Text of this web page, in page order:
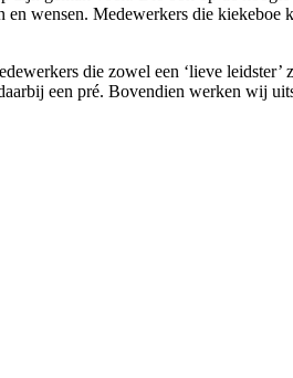
en wensen. Medewerkers die
die zowel een ‘lieve
een pré. Bovendien werken wij